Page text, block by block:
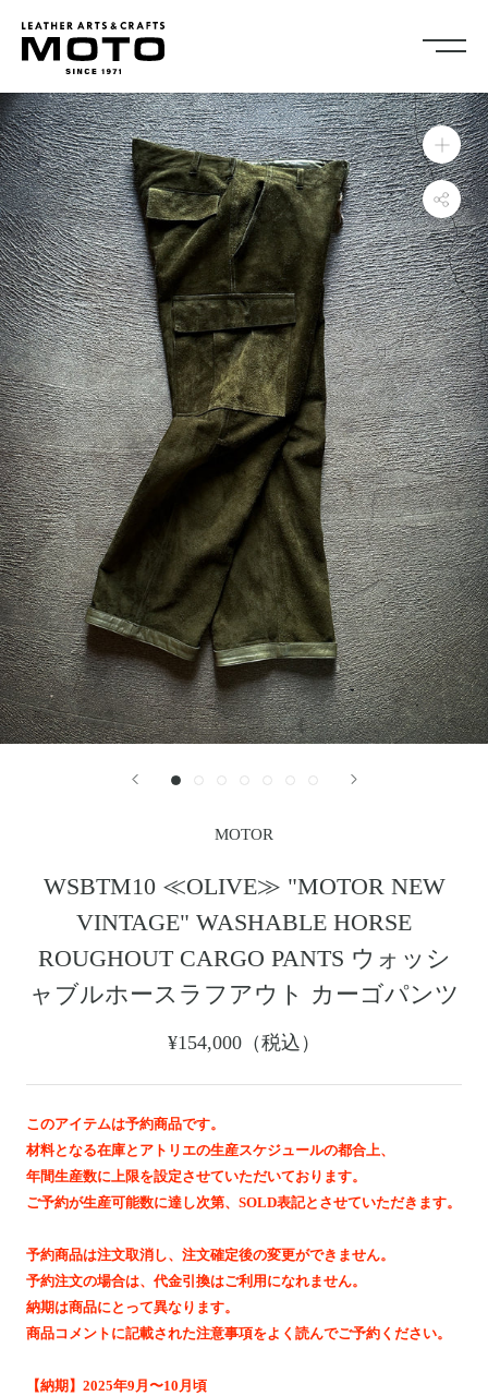
プ
し
て
コ
ン
テ
ン
ツ
に
移
動
す
る
Collection
全商品
ALL ITEMS
新商品
NEW ARRIVALS
2026NEW シューズ
キーケース・キーホルダ
ー
KEY CASE・ KEY HOLDER
カードケース
CARD CASE
コインケース
COIN CASE
コンパクトウォレット
COMPACT WALLET
ショートウォレット
SHORT WALLET
ミドルウォレット
MIDDLE WALLET
ロングウォレット
LONG WALLET
バッグ
BAGS
キャップ・ハット
CAP・HAT
グローブ
GROVE
革小物その他 レザージャケット
LEATHER JACKET
クロージング
CLOTHING
時計
WATCH
メンテナンスグッズ
MAINTENANCE GOOD
イーグルトップ
EAGLE TOP
フェザートップ
FEATHER TOP
チェーン＆パーツ
CHAIN & PARTS
ビーズ
BEADS
チャームトップ
CHARM TOP
バングル ・ブレスレット リング
ウォレットチェーン ブローチ
Motoike Museum
About Us
Contact
Instagram
ログイン
カート
ショッピングガイド
MOTOR
WSBTM10 ≪OLIVE≫ "MOTOR NEW
VINTAGE" WASHABLE HORSE
ROUGHOUT CARGO PANTS ウォッシ
ャブルホースラフアウト カーゴパンツ
¥154,000（税込）
このアイテムは予約商品です。
材料となる在庫とアトリエの生産スケジュールの都合上、
年間生産数に上限を設定させていただいております。
ご予約が生産可能数に達し次第、SOLD表記とさせていただきます。
予約商品は注文取消し、注文確定後の変更ができません。
予約注文の場合は、代金引換はご利用になれません。
納期は商品にとって異なります。
商品コメントに記載された注意事項をよく読んでご予約ください。
【納期】2025年9月〜10月頃